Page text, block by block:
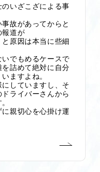
いざこざによる事
故があってからと
報道が
原因は本当に些細
でもめるケースで
詰めて絶対に自分
ますよね。
していますし、そ
ライバーさんから
親切心を心掛け運